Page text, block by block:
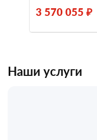
3 570 055 ₽
Наши услуги